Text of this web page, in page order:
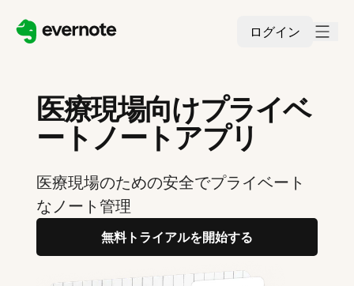
ログイン
医療現場向けプライベ
ートノートアプリ
医療現場のための安全でプライベート
なノート管理
無料トライアルを開始する